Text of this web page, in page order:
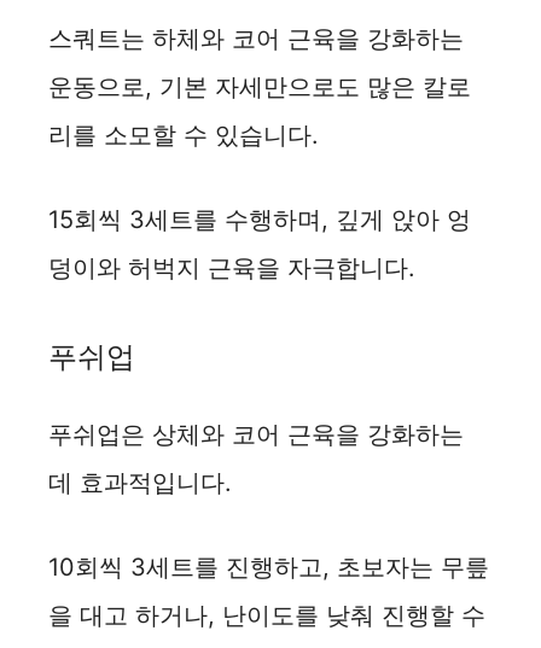
스쿼트는 하체와 코어 근육을 강화하는
운동으로, 기본 자세만으로도 많은 칼로
리를 소모할 수 있습니다.
15회씩 3세트를 수행하며, 깊게 앉아 엉
덩이와 허벅지 근육을 자극합니다.
푸쉬업
푸쉬업은 상체와 코어 근육을 강화하는
데 효과적입니다.
10회씩 3세트를 진행하고, 초보자는 무릎
을 대고 하거나, 난이도를 낮춰 진행할 수